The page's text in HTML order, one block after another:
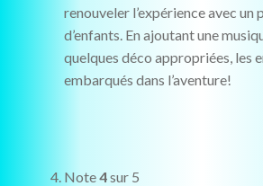
renouveler l’expérience avec un
d’enfants. En ajoutant une
quelques déco appropriées, les
embarqués dans l’aventure!
Note4sur 5